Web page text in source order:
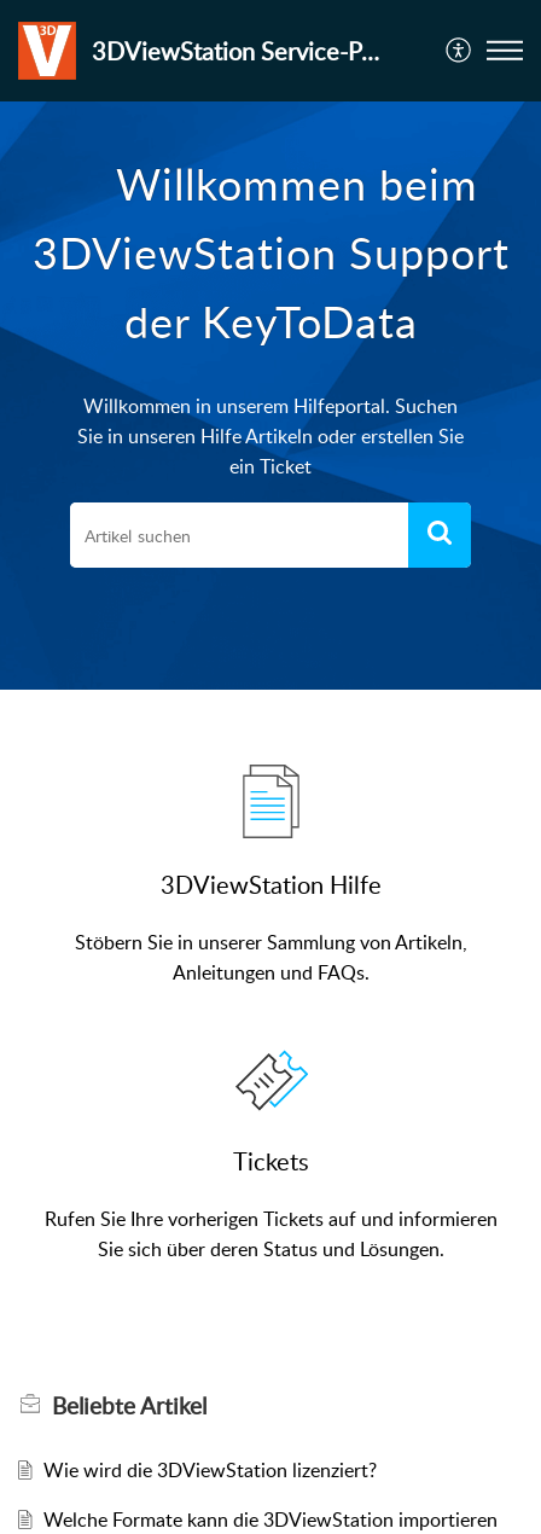
3DViewStation Service-Portal
Stöbern Sie in unserer Sammlung von Artikeln,
Anleitungen und FAQs.
Tickets
Rufen Sie Ihre vorherigen Tickets auf und informieren
Sie sich über deren Status und Lösungen.
BeliebteArtikel
Wie wird die 3DViewStation lizenziert?
Welche Formate kann die 3DViewStation importieren